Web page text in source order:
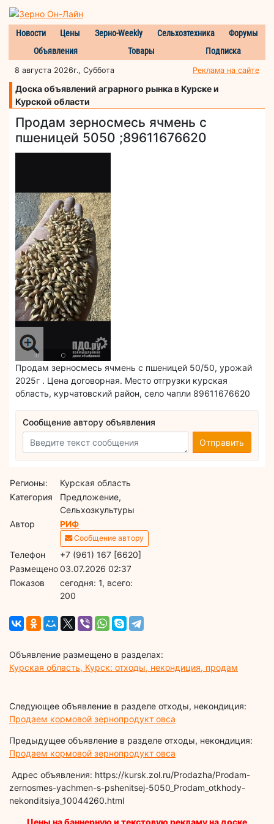
Новости Цены Зерно-Weekly Сельхозтехника
Форумы
Объявления
Товары Подписка
8 августа 2026г., Суббота Реклама на сайте
Доска объявлений аграрного рынка в Курске и
Курской области
Продам зерносмесь ячмень с
пшеницей 5050 ;89611676620
Продам зерносмесь ячмень с пшеницей 50/50, урожай
2025г . Цена договорная. Место отгрузки курская
область, курчатовский район, село чапли 89611676620
Сообщение автору объявления
Отправить
Регионы:
Курская область
Категория
Предложение,
Сельхозкультуры
Автор
РИФ
Сообщение автору
Телефон
+7 (961) 167 [6620]
Размещено03.07.2026 02:37
Показов
cегодня: 1, всего:
200
Объявление размещено в разделах:
Курская область, Курск: отходы, некондиция, продам
Следующее объявление в разделе отходы, некондиция:
Продаем кормовой зернопродукт овса
Предыдущее объявление в разделе отходы, некондиция:
Продаем кормовой зернопродукт овса
Адрес объявления: https://kursk.zol.ru/Prodazha/Prodam-
zernosmes-yachmen-s-pshenitsej-5050_Prodam_otkhody-
nekonditsiya_10044260.html
Цены на баннерную и текстовую рекламу на доске